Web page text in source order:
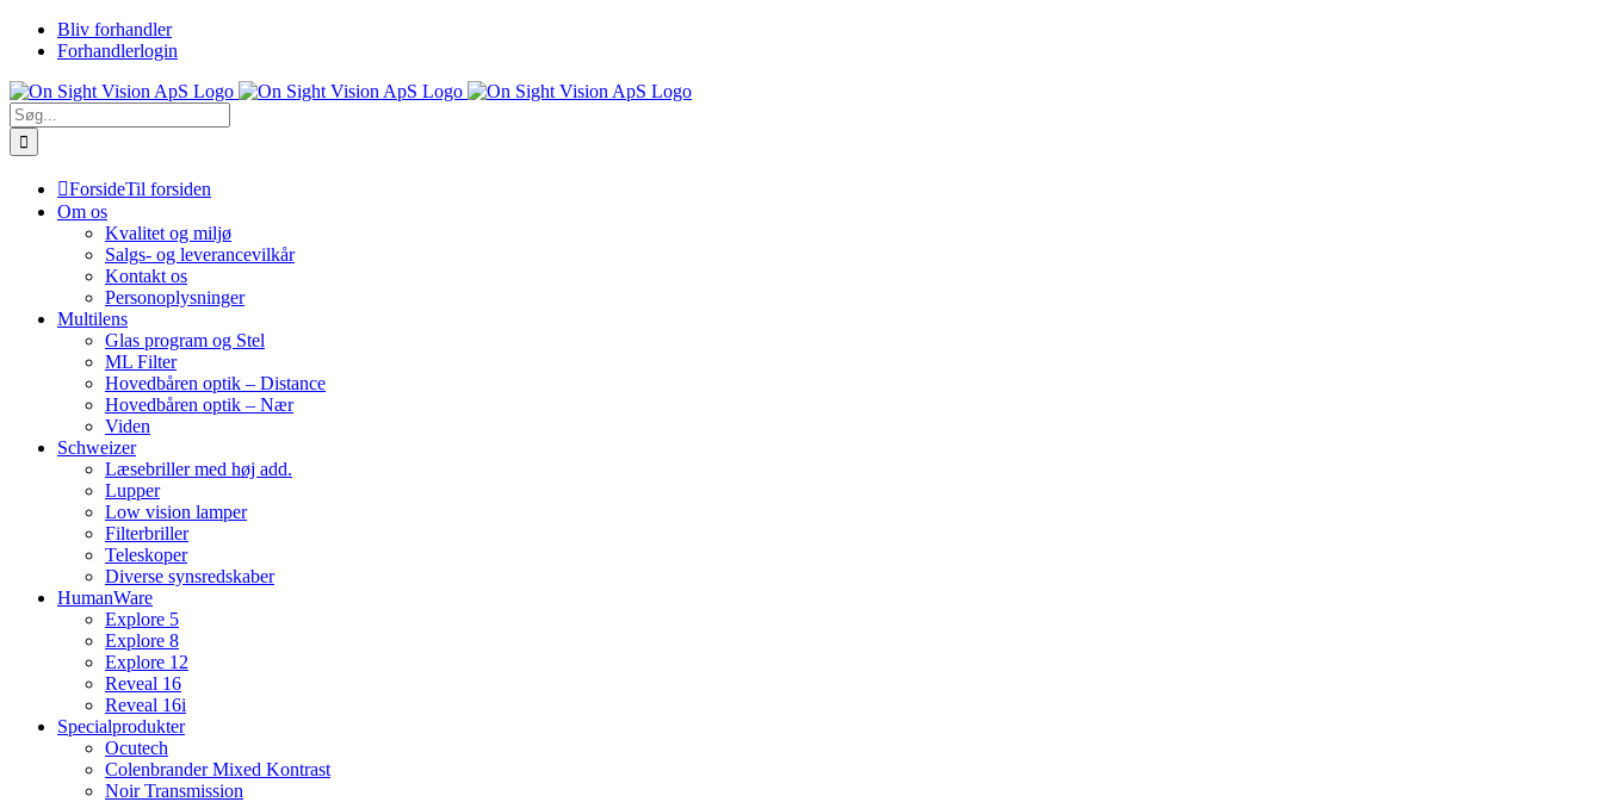
Skip
Bliv forhandler
Forhandlerlogin
Søg
efter:
ForsideTil forsiden
Om os
Kvalitet og miljø
Salgs- og leverancevilkår
Kontakt os
Personoplysninger
Multilens
Glas program og Stel
ML Filter
Hovedbåren optik – Distance
Hovedbåren optik – Nær
Viden
Schweizer
Læsebriller med høj add.
Lupper
Low vision lamper
Filterbriller
Teleskoper
Diverse synsredskaber
HumanWare
Explore 5
Explore 8
Explore 12
Reveal 16
Reveal 16i
Specialprodukter
Ocutech
Colenbrander Mixed Kontrast
Noir Transmission